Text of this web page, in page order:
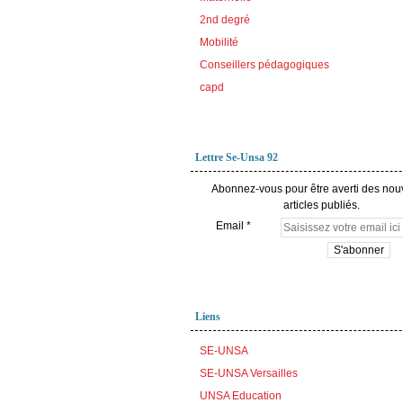
2nd degré
Mobilité
Conseillers pédagogiques
capd
Lettre Se-Unsa 92
Abonnez-vous pour être averti des
articles publiés.
Email
Liens
SE-UNSA
SE-UNSA Versailles
UNSA Education